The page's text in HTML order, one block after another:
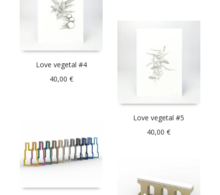
Love vegetal #4
40,00 €
Love vegetal #5
40,00€